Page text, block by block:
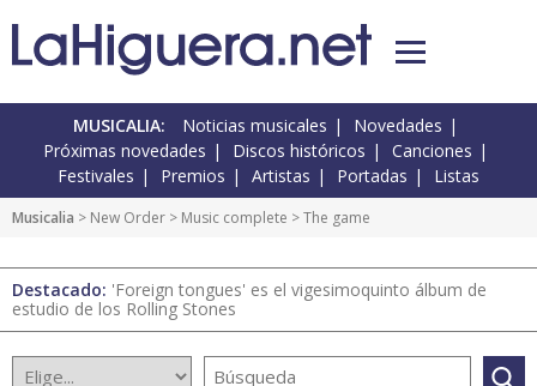
MUSICALIA: Noticias musicales
Novedades
Próximas novedades
Discos históricos
Canciones
Festivales
Premios Artistas Portadas Listas
Musicalia > New Order > Music complete > The game
Destacado: 'Foreign tongues' es el vigesimoquinto álbum de
estudio de los Rolling Stones